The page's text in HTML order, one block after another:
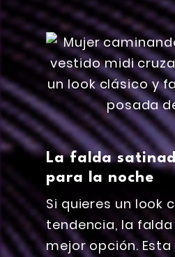
La falda
para la noche
Si quieres un look
tendencia, la
mejor opción.